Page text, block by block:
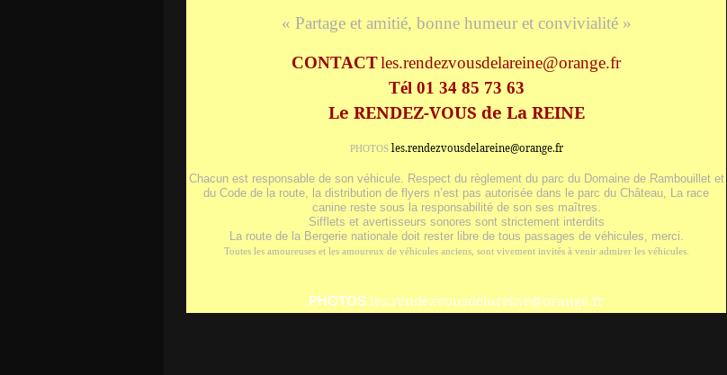
« Partage et amitié, bonne humeur et convivialité »
CONTACTles.rendezvousdelareine@orange.fr
Tél 01 34 85 73 63
Le RENDEZ-VOUS de La REINE
PHOTOS les.rendezvousdelareine@orange.fr
Chacun est responsable de son véhicule. Respect du règlement du parc du Domaine de Rambouillet et
du Code de la route, la distribution de flyers n’est pas autorisée dans le parc du Château, La race
canine reste sous la responsabilité de son ses maîtres.
Sifflets et avertisseurs sonores sont strictement interdits
La route de la Bergerie nationale doit rester libre de tous passages de véhicules, merci.
Toutes les amoureuses et les amoureux de véhicules anciens, sont vivement invités à venir admirer les véhicules.
PHOTOS les.rendezvousdelareine@orange.fr